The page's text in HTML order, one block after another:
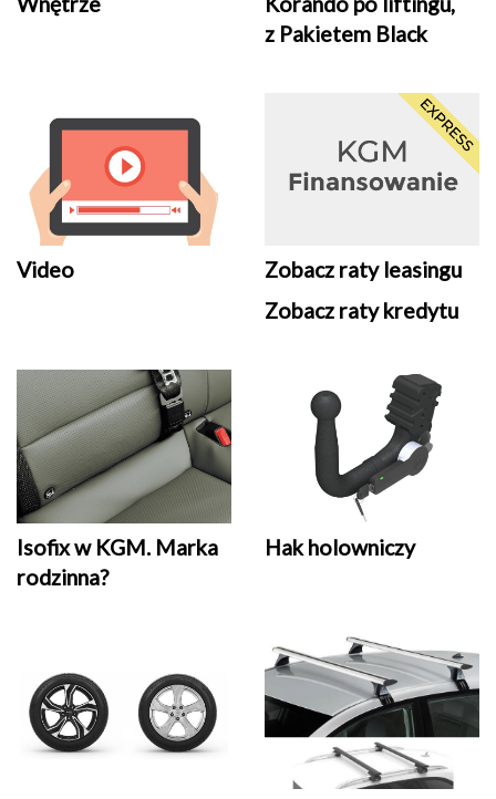
z Pakietem Black
Video
Zobacz raty leasingu
Zobacz raty kredytu
Isofix w KGM. Marka
rodzinna?
Hak holowniczy